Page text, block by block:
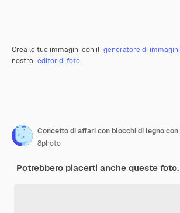
Crea le tue immagini con il generatore di immagini
nostro editor di foto.
8photo
Potrebbero piacerti anche queste foto.